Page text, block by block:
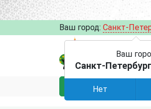
Ваш город: Санкт-
КАТАЛОГ
Ваш
Санкт-Петербург
Нет